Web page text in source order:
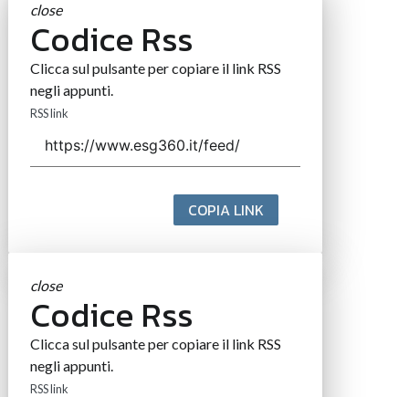
close
Codice Rss
Clicca sul pulsante per copiare il link RSS
negli appunti.
RSS link
COPIA LINK
close
Codice Rss
Clicca sul pulsante per copiare il link RSS
negli appunti.
RSS link